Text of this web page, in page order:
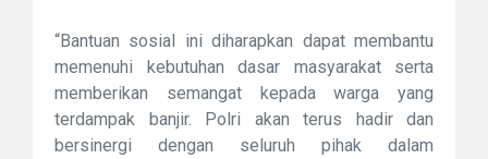
“Bantuan sosial ini diharapkan dapat membantu
memenuhi kebutuhan dasar masyarakat serta
memberikan semangat kepada warga yang
terdampak banjir. Polri akan terus hadir dan
bersinergi dengan seluruh pihak dalam